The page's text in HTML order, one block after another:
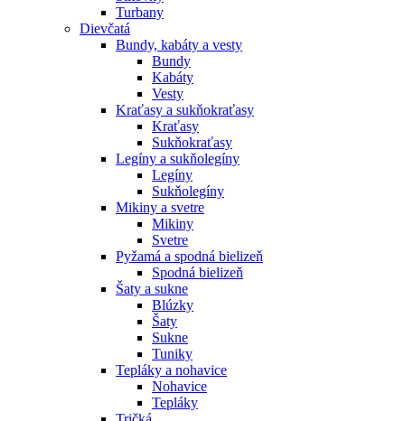
Turbany
Dievčatá
Bundy, kabáty a vesty
Bundy
Kabáty
Vesty
Kraťasy a sukňokraťasy
Kraťasy
Sukňokraťasy
Legíny a sukňolegíny
Legíny
Sukňolegíny
Mikiny a svetre
Mikiny
Svetre
Pyžamá a spodná bielizeň
Spodná bielizeň
Šaty a sukne
Blúzky
Šaty
Sukne
Tuniky
Tepláky a nohavice
Nohavice
Tepláky